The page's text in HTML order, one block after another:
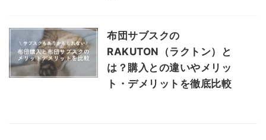
布団サブスクの
RAKUTON（ラクトン）と
は？購入との違いやメリッ
ト・デメリットを徹底比較